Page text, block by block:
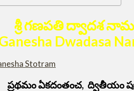
శ్రీ గణపతి ద్వాదశ నామ
Dwadasa
Stotram
ప్రథమం ఏకదంతంచ, ద్వితీయం